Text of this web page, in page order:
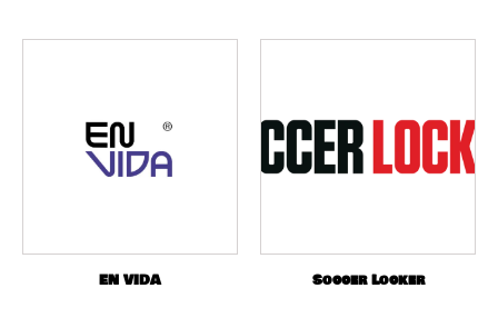
EN VIDA Soccer Locker